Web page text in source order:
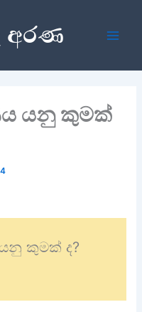
යනු කුමක්
කුමක් ද?